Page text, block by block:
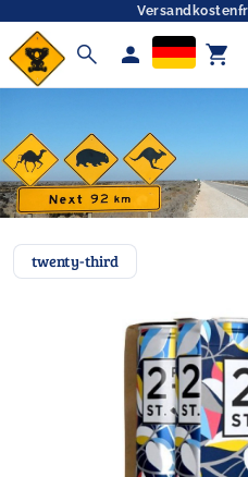
search person shopping_cart
twenty-third